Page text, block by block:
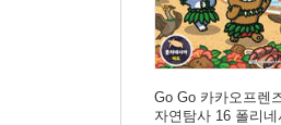
Go Go 카카오프렌
자연탐사 16 폴리네